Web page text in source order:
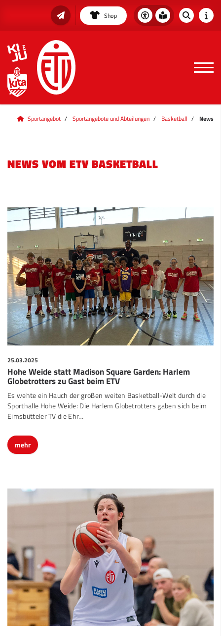
Shop
Sportangebot Sportangebote und Abteilungen Basketball News
NEWS VOM ETV BASKETBALL
25.03.2025
Hohe Weide statt Madison Square Garden: Harlem
Globetrotters zu Gast beim ETV
Es wehte ein Hauch der großen weiten Basketball-Welt durch die
Sporthalle Hohe Weide: Die Harlem Globetrotters gaben sich beim
Eimsbütteler TV die Ehr…
mehr